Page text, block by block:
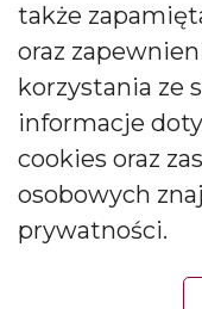
Copyright © 2026
Candles. All rights
także
oraz
korzystania ze
informacje
cookies oraz
osobowych
prywatności.